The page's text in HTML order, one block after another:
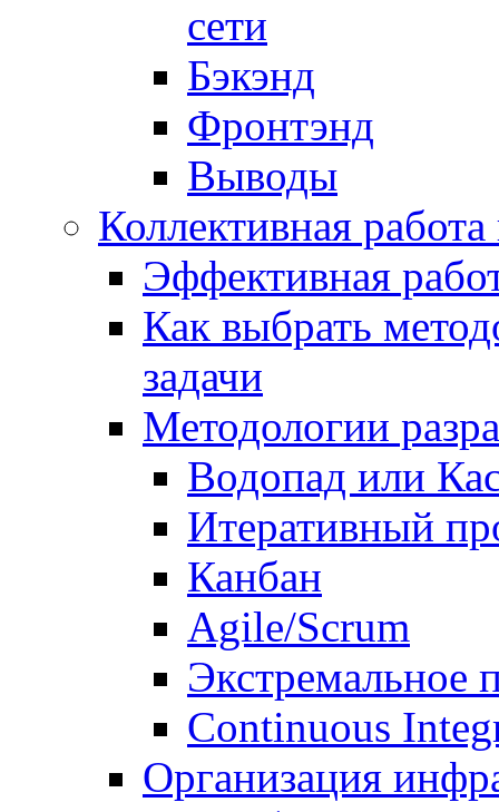
сети
Бэкэнд
Фронтэнд
Выводы
Коллективная
Эффективная
Как выбрать
задачи
Методологии
Водопад или
Итеративный
Канбан
Agile/Scrum
Экстремальное
Continuous
Организация